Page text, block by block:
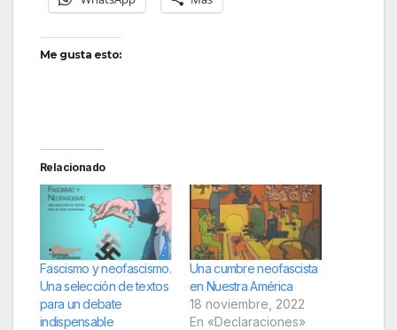
Me gusta esto:
Relacionado
Fascismo y neofascismo.
Una selección de textos
para un debate
indispensable
Una cumbre neofascista
en Nuestra América
18 noviembre, 2022
En «Declaraciones»